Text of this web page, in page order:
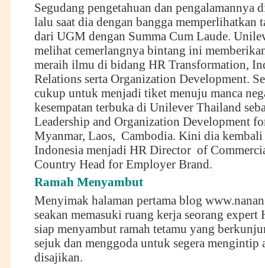
Segudang pengetahuan dan pengalamannya
lalu saat dia dengan bangga memperlihatkan
dari UGM dengan Summa Cum Laude.
melihat cemerlangnya bintang ini
meraih ilmu di bidang HR Transformation,
Relations serta Organization Development.
cukup untuk menjadi tiket menuju manca
kesempatan terbuka di Unilever Thailand
Leadership and Organization Development
Myanmar, Laos, Cambodia. Kini dia
Indonesia menjadi HR Director of
Country Head for Employer Brand.
Ramah Menyambut
Menyimak halaman pertama blog
seakan memasuki ruang kerja seorang expert
siap menyambut ramah tetamu yang
sejuk dan menggoda untuk segera mengintip
disajikan.